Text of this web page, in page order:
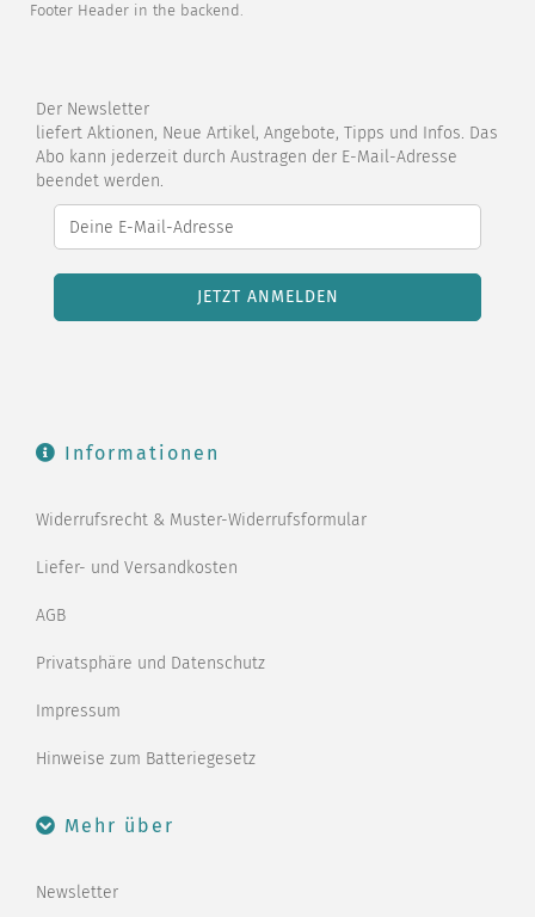
Footer Header in the backend.
Der Newsletter
liefert Aktionen, Neue Artikel, Angebote, Tipps und Infos. Das
Abo kann jederzeit durch Austragen der E-Mail-Adresse
beendet werden.
Informationen
Widerrufsrecht & Muster-Widerrufsformular
Liefer- und Versandkosten
AGB
Privatsphäre und Datenschutz
Impressum
Hinweise zum Batteriegesetz
Mehr über
Newsletter